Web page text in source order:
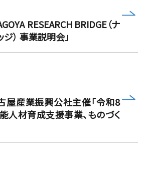
RESEARCH BRIDGE（ナ
） 事業説明会」
屋産業振興公社主催「令和8
人材育成支援事業、ものづく